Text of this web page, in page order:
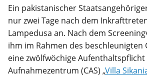
Ein pakistanischer
nur zwei Tage nach dem
Lampedusa an. Nach dem
ihm im Rahmen des beschleunigten
eine zwölfwöchige Aufenthaltspflicht
Aufnahmezentrum (CAS) „Villa